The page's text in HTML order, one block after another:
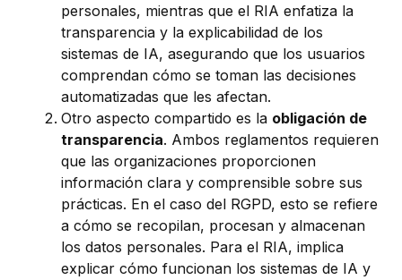
personales, mientras que el RIA enfatiza la
transparencia y la explicabilidad de los
sistemas de IA, asegurando que los usuarios
comprendan cómo se toman las decisiones
automatizadas que les afectan.
Otro aspecto compartido es la obligación de
transparencia. Ambos reglamentos requieren
que las organizaciones proporcionen
información clara y comprensible sobre sus
prácticas. En el caso del RGPD, esto se refiere
a cómo se recopilan, procesan y almacenan
los datos personales. Para el RIA, implica
explicar cómo funcionan los sistemas de IA y